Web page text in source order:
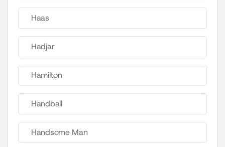
Haas
Hadjar
Hamilton
Handball
Handsome Man